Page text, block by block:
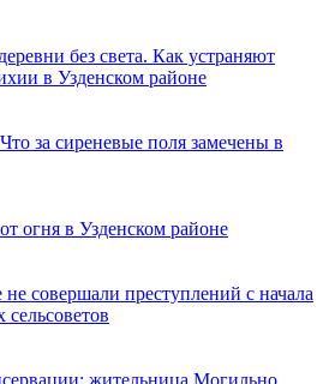
без света. Как устраняют
в Узденском районе
за сиреневые поля замечены в
огня в Узденском районе
совершали преступлений с начала
жительница Могильно